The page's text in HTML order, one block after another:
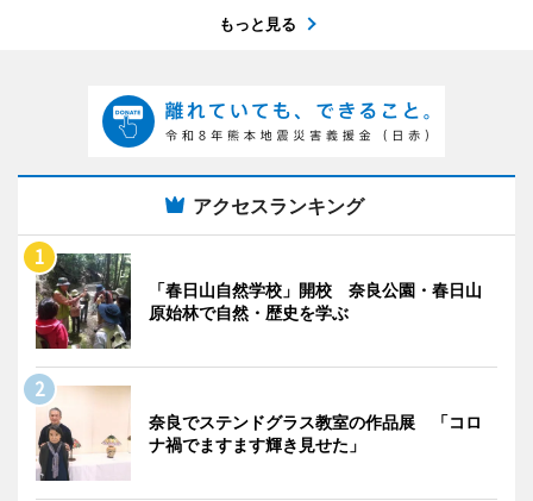
もっと見る
アクセスランキング
「春日山自然学校」開校 奈良公園・春日山
原始林で自然・歴史を学ぶ
奈良でステンドグラス教室の作品展 「コロ
ナ禍でますます輝き見せた」